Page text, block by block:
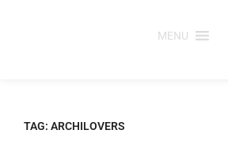
MENU
TAG: ARCHILOVERS